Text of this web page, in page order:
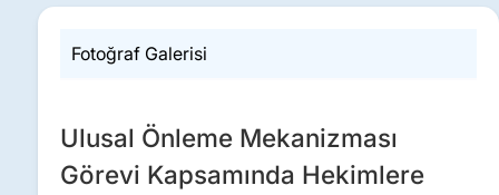
Fotoğraf Galerisi
Ulusal Önleme Mekanizması
Görevi Kapsamında Hekimlere